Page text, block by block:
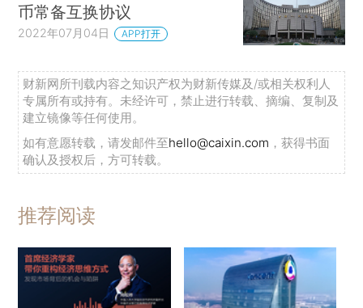
币常备互换协议
2022年07月04日 APP打开
财新网所刊载内容之知识产权为财新传媒及/或相关权利人
专属所有或持有。未经许可，禁止进行转载、摘编、复制及
建立镜像等任何使用。
如有意愿转载，请发邮件至hello@caixin.com ，获得书面
确认及授权后，方可转载。
推荐阅读